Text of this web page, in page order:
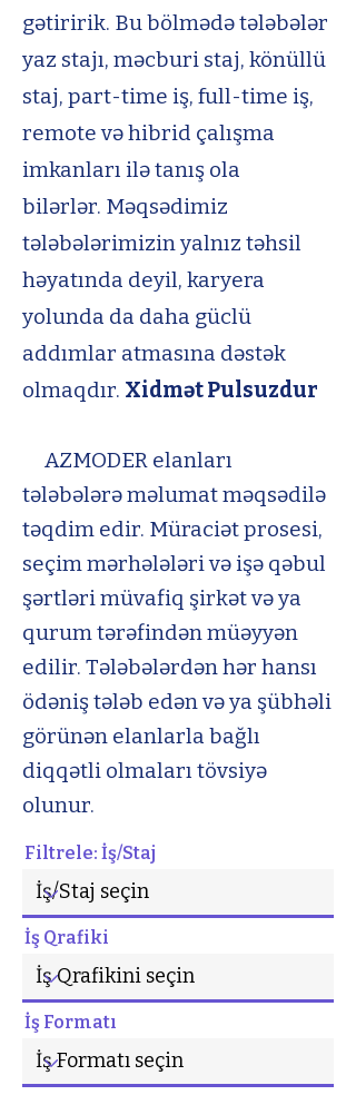
gətiririk. Bu bölmədə tələbələr
yaz stajı, məcburi staj, könüllü
staj, part-time iş, full-time iş,
remote və hibrid çalışma
imkanları ilə tanış ola
bilərlər. Məqsədimiz
tələbələrimizin yalnız təhsil
həyatında deyil, karyera
yolunda da daha güclü
addımlar atmasına dəstək
olmaqdır. Xidmət Pulsuzdur
AZMODER elanları
tələbələrə məlumat məqsədilə
təqdim edir. Müraciət prosesi,
seçim mərhələləri və işə qəbul
şərtləri müvafiq şirkət və ya
qurum tərəfindən müəyyən
edilir. Tələbələrdən hər hansı
ödəniş tələb edən və ya şübhəli
görünən elanlarla bağlı
diqqətli olmaları tövsiyə
olunur.
Filtrele: İş/Staj
İş Qrafiki
İş Formatı